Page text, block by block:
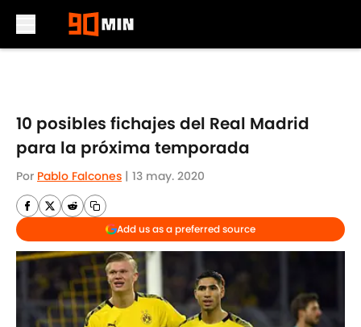
10 posibles fichajes del Real Madrid
para la próxima temporada
Por Pablo Falcones | 13 may. 2020
Add us as a preferred source